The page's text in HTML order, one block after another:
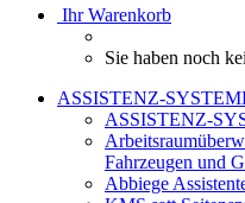
Ihr Warenkorb
Sie haben noch
ASSISTENZ-
ASSISTENZ-
Fahrzeugen und
Abbiege